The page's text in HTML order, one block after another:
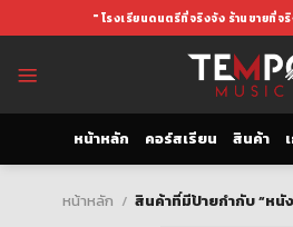
to
" โรงเรียนดนตรีที่จริงจัง ร้านขายที่จริ
หน้าหลัก คอร์สเรียน สินค้า
หน้าหลัก / สินค้าที่มีป้ายกำกับ “หนั